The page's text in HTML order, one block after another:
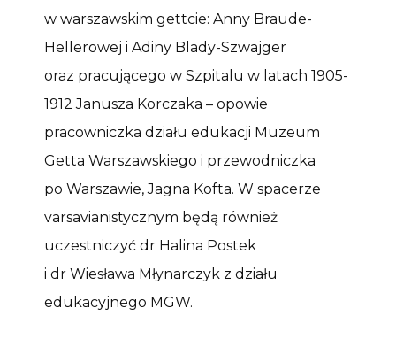
w warszawskim gettcie: Anny Braude-
Hellerowej i Adiny Blady-Szwajger
oraz pracującego w Szpitalu w latach 1905-
1912 Janusza Korczaka – opowie
pracowniczka działu edukacji Muzeum
Getta Warszawskiego i przewodniczka
po Warszawie, Jagna Kofta. W spacerze
varsavianistycznym będą również
uczestniczyć dr Halina Postek
i dr Wiesława Młynarczyk z działu
edukacyjnego MGW.